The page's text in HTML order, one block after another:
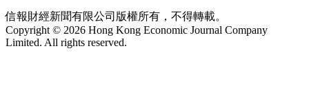
信報財經新聞有限公司版權所有，不得轉載。
Copyright © 2026 Hong Kong Economic Journal Company
Limited. All rights reserved.